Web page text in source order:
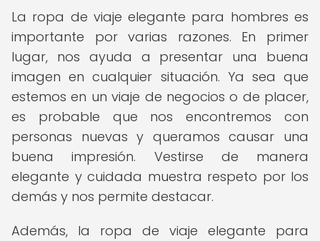
La ropa de viaje elegante para hombres es
importante por varias razones. En primer
lugar, nos ayuda a presentar una buena
imagen en cualquier situación. Ya sea que
estemos en un viaje de negocios o de placer,
es probable que nos encontremos con
personas nuevas y queramos causar una
buena impresión. Vestirse de manera
elegante y cuidada muestra respeto por los
demás y nos permite destacar.
Además, la ropa de viaje elegante para